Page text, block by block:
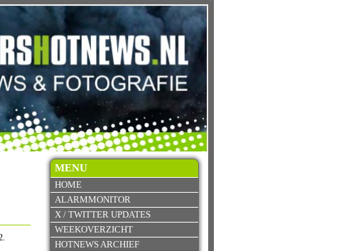
MENU
HOME
ALARMMONITOR
X / TWITTER UPDATES
WEEKOVERZICHT
HOTNEWS ARCHIEF